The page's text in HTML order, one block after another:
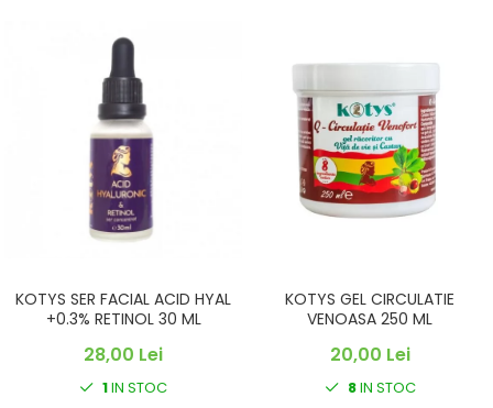
KOTYS SER FACIAL ACID HYAL
+0.3% RETINOL 30 ML
28,00 Lei
1IN STOC
KOTYS GEL CIRCULATIE
VENOASA 250 ML
20,00 Lei
8IN STOC